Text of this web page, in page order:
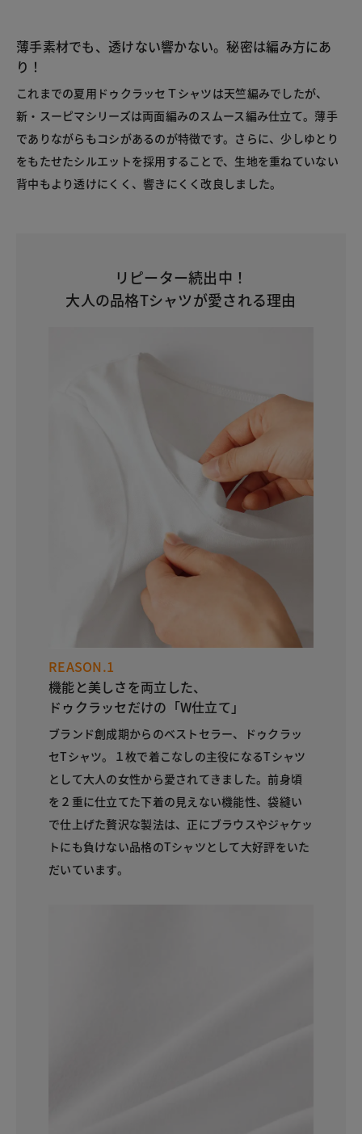
薄手素材でも、透けない響かない。秘密は編み方にあ
り！
これまでの夏用ドゥクラッセＴシャツは天竺編みでしたが、
新・スーピマシリーズは両面編みのスムース編み仕立て。薄手
でありながらもコシがあるのが特徴です。さらに、少しゆとり
をもたせたシルエットを採用することで、生地を重ねていない
背中もより透けにくく、響きにくく改良しました。
リピーター続出中！
大人の品格Tシャツが愛される理由
REASON.1
機能と美しさを両立した、
ドゥクラッセだけの「W仕立て」
ブランド創成期からのベストセラー、ドゥクラッ
セTシャツ。１枚で着こなしの主役になるTシャツ
として大人の女性から愛されてきました。前身頃
を２重に仕立てた下着の見えない機能性、袋縫い
で仕上げた贅沢な製法は、正にブラウスやジャケッ
トにも負けない品格のTシャツとして大好評をいた
だいています。